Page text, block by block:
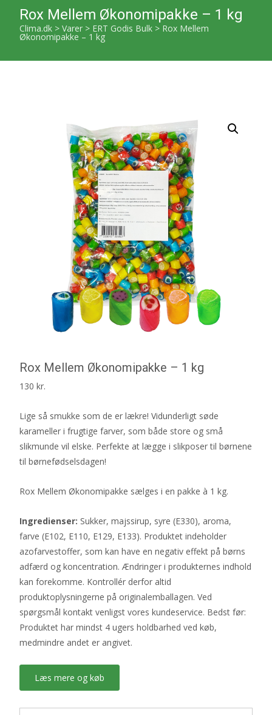
Rox Mellem Økonomipakke – 1 kg
Clima.dk > Varer > ERT Godis Bulk > Rox Mellem
Økonomipakke – 1 kg
Rox Mellem Økonomipakke – 1 kg
130 kr.
Lige så smukke som de er lækre! Vidunderligt søde
karameller i frugtige farver, som både store og små
slikmunde vil elske. Perfekte at lægge i slikposer til børnene
til børnefødselsdagen!
Rox Mellem Økonomipakke sælges i en pakke à 1 kg.
Ingredienser: Sukker, majssirup, syre (E330), aroma,
farve (E102, E110, E129, E133). Produktet indeholder
azofarvestoffer, som kan have en negativ effekt på børns
adfærd og koncentration. Ændringer i produkternes indhold
kan forekomme. Kontrollér derfor altid
produktoplysningerne på originalemballagen. Ved
spørgsmål kontakt venligst vores kundeservice. Bedst før:
Produktet har mindst 4 ugers holdbarhed ved køb,
medmindre andet er angivet.
Læs mere og køb